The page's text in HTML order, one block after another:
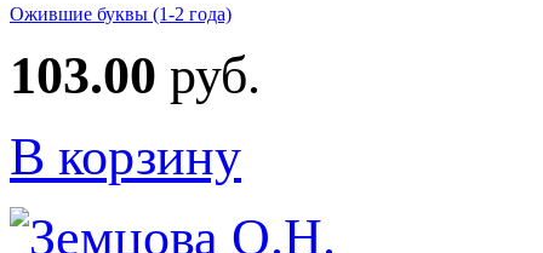
Ожившие буквы (1-2 года)
103.00 руб.
В корзину